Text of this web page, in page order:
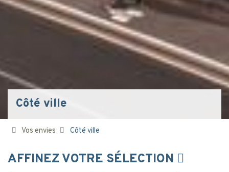
Côté ville
Vos envies Côté ville
AFFINEZ VOTRE SÉLECTION